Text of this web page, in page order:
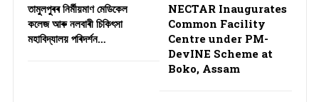
তামুলপুৰৰ নিৰ্মীয়মাণ মেডিকেল
কলেজ আৰু নলবাৰী চিকিৎসা
মহাবিদ্যালয় পৰিদৰ্শন…
NECTAR Inaugurates
Common Facility
Centre under PM-
DevINE Scheme at
Boko, Assam